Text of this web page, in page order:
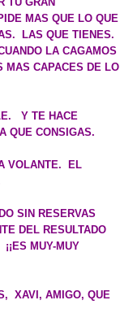
MAS QUE LO QUE
LAS QUE TIENES.
LA CAGAMOS
MAS CAPACES DE LO
Y TE HACE
QUE CONSIGAS.
VOLANTE. EL
SIN RESERVAS
DEL RESULTADO
MUY-MUY
XAVI, AMIGO, QUE